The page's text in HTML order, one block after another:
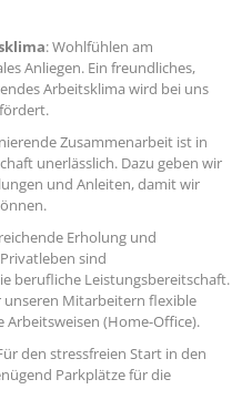
: Wohlfühlen am
Anliegen. Ein freundliches,
Arbeitsklima wird bei uns
Zusammenarbeit ist in
unerlässlich. Dazu geben wir
und Anleiten, damit wir
Erholung und
sind
berufliche Leistungsbereitschaft.
Mitarbeitern flexible
(Home-Office).
den stressfreien Start in den
Parkplätze für die